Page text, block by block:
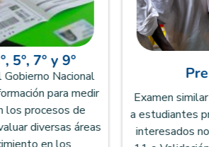
5°, 7° y 9°
Nacional
para medir
los procesos de
diversas áreas
Examen
a estudiantes
interesados